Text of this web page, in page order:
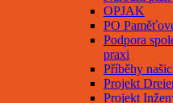
OPJAK
PO
Podpora
praxi
Příběhy
Projekt
Projekt